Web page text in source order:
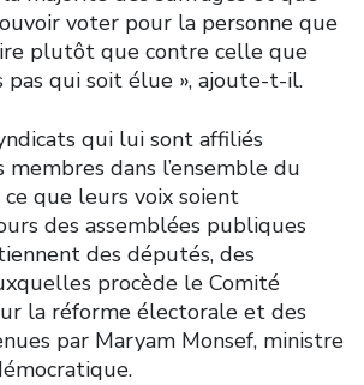
voter pour la personne que
plutôt que contre celle que
pas qui soit élue », ajoute-t-il.
qui lui sont affiliés
dans l’ensemble du
que leurs voix soient
des assemblées publiques
des députés, des
procède le Comité
la réforme électorale et des
par Maryam Monsef, ministre